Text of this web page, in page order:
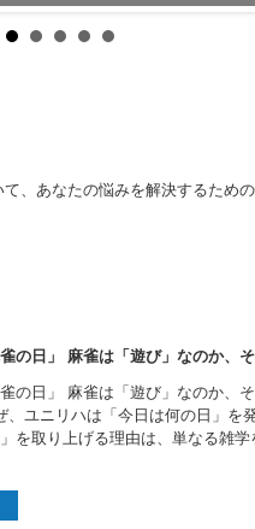
、あなたの悩みを解決するための
の日」 麻雀は「遊び」なのか、
の日」 麻雀は「遊び」なのか、
、ユニリハは「今日は何の日」を
を取り上げる理由は、単なる雑